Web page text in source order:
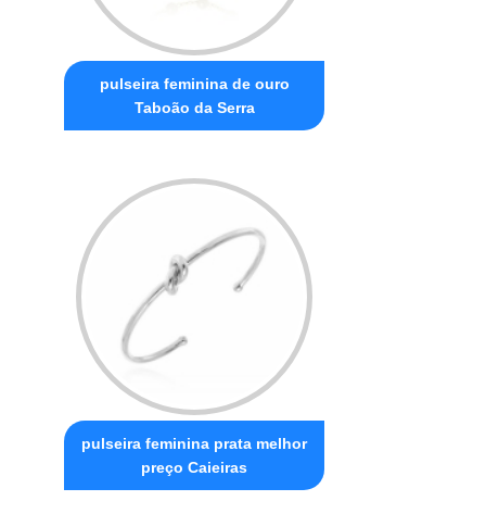
pulseira feminina de ouro
Taboão da Serra
pulseira feminina prata melhor
preço Caieiras